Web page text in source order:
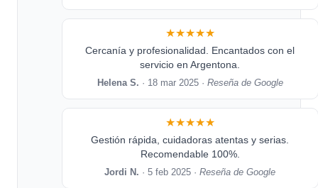
★★★★★
Cercanía y profesionalidad. Encantados con el
servicio en Argentona.
Helena S. · 18 mar 2025 · Reseña de Google
★★★★★
Gestión rápida, cuidadoras atentas y serias.
Recomendable 100%.
Jordi N. · 5 feb 2025 ·Reseña de Google